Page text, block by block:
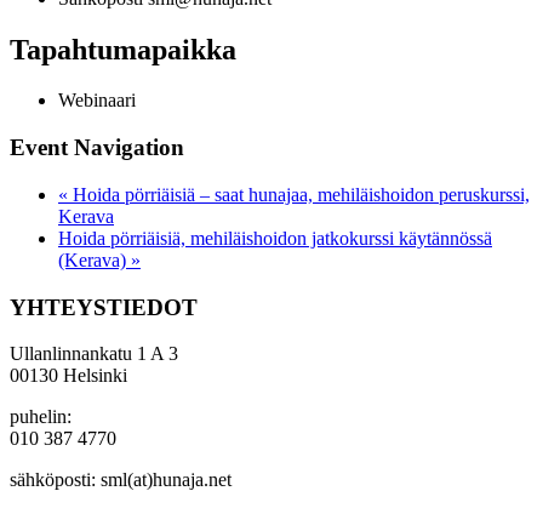
Tapahtumapaikka
Webinaari
Event Navigation
« Hoida pörriäisiä – saat hunajaa, mehiläishoidon peruskurssi,
Kerava
Hoida pörriäisiä, mehiläishoidon jatkokurssi käytännössä
(Kerava) »
YHTEYSTIEDOT
Ullanlinnankatu 1 A 3
00130 Helsinki
puhelin:
010 387 4770
sähköposti: sml(at)hunaja.net